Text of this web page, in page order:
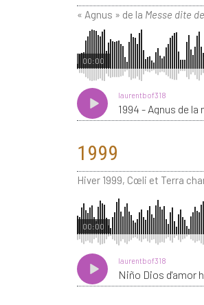
« Agnus » de la Messe dite
00:00
laurentbof318
1994 - Agnus de
1999
Hiver 1999, Cœli et Terra
00:00
laurentbof318
Niño Dios d'amor